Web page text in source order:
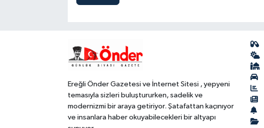
Ereğli Önder Gazetesi ve İnternet Sitesi , yepyeni
temasıyla sizleri buluştururken, sadelik ve
modernizmi bir araya getiriyor. Şatafattan kaçınıyor
ve insanlara haber okuyabilecekleri bir altyapı